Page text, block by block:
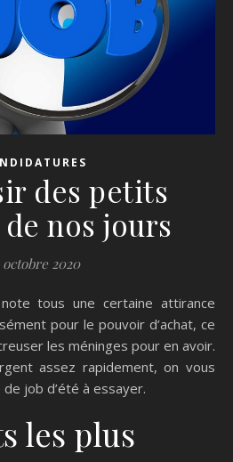
des petits
nos jours
octobre 2020
pour le pouvoir d’achat, ce
les méninges pour en avoir.
assez rapidement, on vous
job d’été à essayer.
les plus